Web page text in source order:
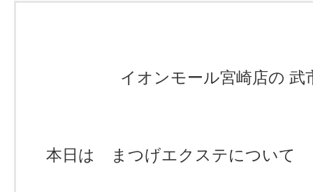
イオンモール宮崎店の 武
本日は まつげエクステについて